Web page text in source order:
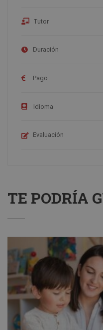
Tutor
Duración
Pago
Idioma
Evaluación
TE PODRÍA